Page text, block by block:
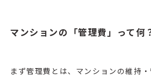
マンションの「管理費」って何
まず管理費とは、マンションの維持